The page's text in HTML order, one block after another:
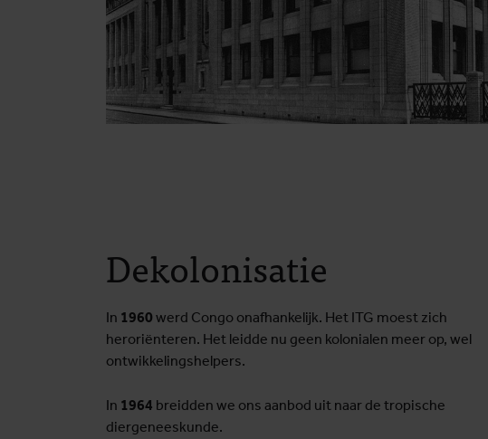
Dekolonisatie
In 1960 werd Congo onafhankelijk. Het ITG moest zich
heroriënteren. Het leidde nu geen kolonialen meer op, wel
ontwikkelingshelpers.
In 1964 breidden we ons aanbod uit naar de tropische
diergeneeskunde.